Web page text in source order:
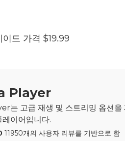
드 가격 $19.99
Player
는 고급 재생 및 스트리밍 옵션을
이어입니다.
11950개의 사용자 리뷰를 기반으로 함